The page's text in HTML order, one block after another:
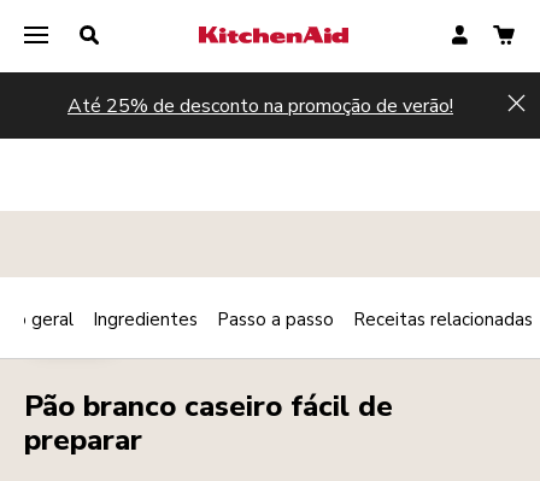
Até 25% de desconto na promoção de verão!
PADARIA Print
Pão branco caseiro fácil de
preparar
geral Ingredientes Passo a passo Receitas relacionadas